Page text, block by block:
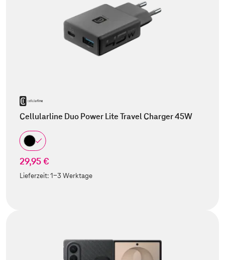
Cellularline Duo Power Lite Travel Charger 45W
29,95 €
Lieferzeit:1-3 Werktage